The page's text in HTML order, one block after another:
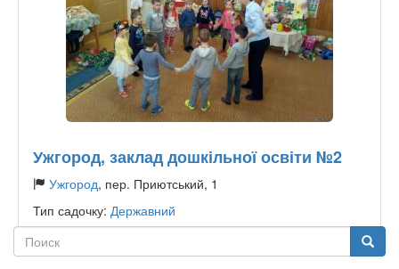
Ужгород, заклад дошкільної освіти №2
Ужгород, пер. Приютський, 1
Тип садочку: Державний
Поиск
Поиск